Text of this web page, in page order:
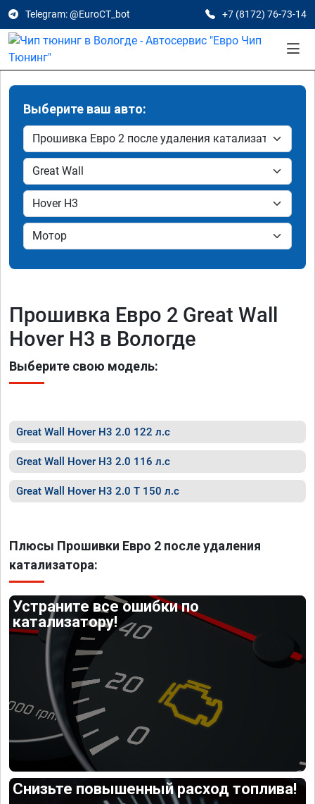
Telegram: @EuroCT_bot +7 (8172) 76-73-14
Выберите ваш авто:
Прошивка Евро 2 Great Wall
Hover H3 в Вологде
Выберите свою модель:
Great Wall Hover H3 2.0 122 л.с
Great Wall Hover H3 2.0 116 л.с
Great Wall Hover H3 2.0 T 150 л.с
Плюсы Прошивки Евро 2 после удаления
катализатора:
Устраните все ошибки по
катализатору!
Снизьте повышенный расход топлива!